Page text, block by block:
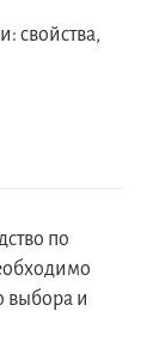
свойства,
по
выбора и